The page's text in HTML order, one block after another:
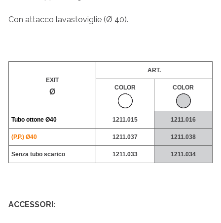
Con attacco lavastoviglie (Ø 40).
EXIT
Ø
ART.
COLOR COLOR
Tubo ottone Ø40 1211.015 1211.016
(P.P.) Ø40 1211.037 1211.038
Senza tubo scarico 1211.033 1211.034
ACCESSORI: